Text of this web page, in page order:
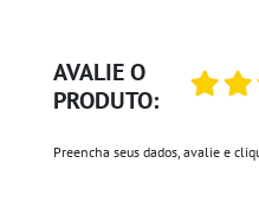
AVALIE O
PRODUTO:
Preencha seus dados, avalie e